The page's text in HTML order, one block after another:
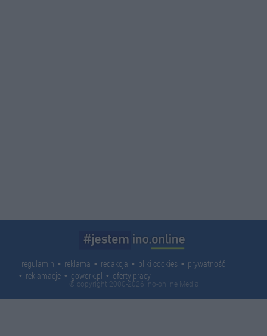
regulamin reklama redakcja pliki cookies
prywatność
reklamacje
gowork.pl oferty pracy
© copyright 2000-2026 Ino-online Media